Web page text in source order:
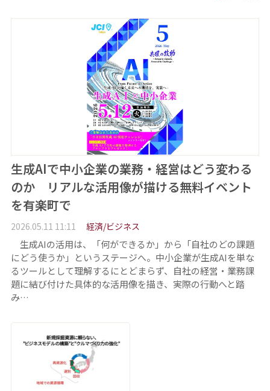
生成AIで中小企業の業務・経営はどう変わる
のか リアルな活用像が描ける無料イベント
を有楽町で
2026.05.11 11:11 経済/ビジネス
生成AIの活用は、「何ができるか」から「自社のどの課題
にどう使うか」というステージへ。中小企業が生成AIを単な
るツールとして理解するにとどまらず、自社の経営・業務課
題に結び付けた具体的な活用像を描き、実際の行動へと踏
み…